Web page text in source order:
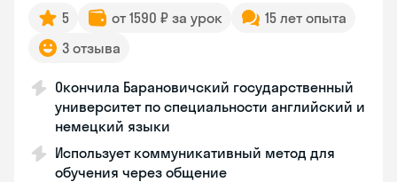
5 от 1590 ₽ за урок
15 лет опыта
3 отзыва
Окончила Барановичский государственный
университет по специальности английский и
немецкий языки
Использует коммуникативный метод для
обучения через общение